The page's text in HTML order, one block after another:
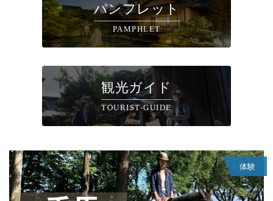
パンフレット
PAMPHLET
観光ガイド
TOURIST-GUIDE
体験